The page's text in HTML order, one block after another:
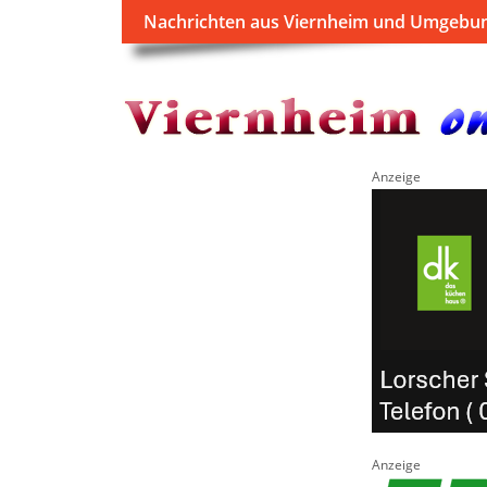
Nachrichten aus Viernheim und
Anzeige
Anzeige